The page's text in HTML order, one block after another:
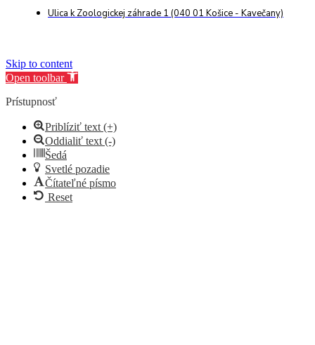
Ulica k Zoologickej záhrade 1 (040 01 Košice - Kavečany)
Skip to content
Open toolbar
Prístupnosť
Priblíziť text (+)
Oddialiť text (-)
Šedá
Svetlé pozadie
Čítateľné písmo
Reset